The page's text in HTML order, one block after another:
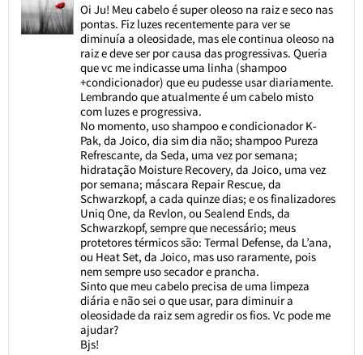
Oi Ju! Meu cabelo é super oleoso na raiz e seco nas
pontas. Fiz luzes recentemente para ver se
diminuía a oleosidade, mas ele continua oleoso na
raiz e deve ser por causa das progressivas. Queria
que vc me indicasse uma linha (shampoo
+condicionador) que eu pudesse usar diariamente.
Lembrando que atualmente é um cabelo misto
com luzes e progressiva.
No momento, uso shampoo e condicionador K-
Pak, da Joico, dia sim dia não; shampoo Pureza
Refrescante, da Seda, uma vez por semana;
hidratação Moisture Recovery, da Joico, uma vez
por semana; máscara Repair Rescue, da
Schwarzkopf, a cada quinze dias; e os finalizadores
Uniq One, da Revlon, ou Sealend Ends, da
Schwarzkopf, sempre que necessário; meus
protetores térmicos são: Termal Defense, da L’ana,
ou Heat Set, da Joico, mas uso raramente, pois
nem sempre uso secador e prancha.
Sinto que meu cabelo precisa de uma limpeza
diária e não sei o que usar, para diminuir a
oleosidade da raiz sem agredir os fios. Vc pode me
ajudar?
Bjs!